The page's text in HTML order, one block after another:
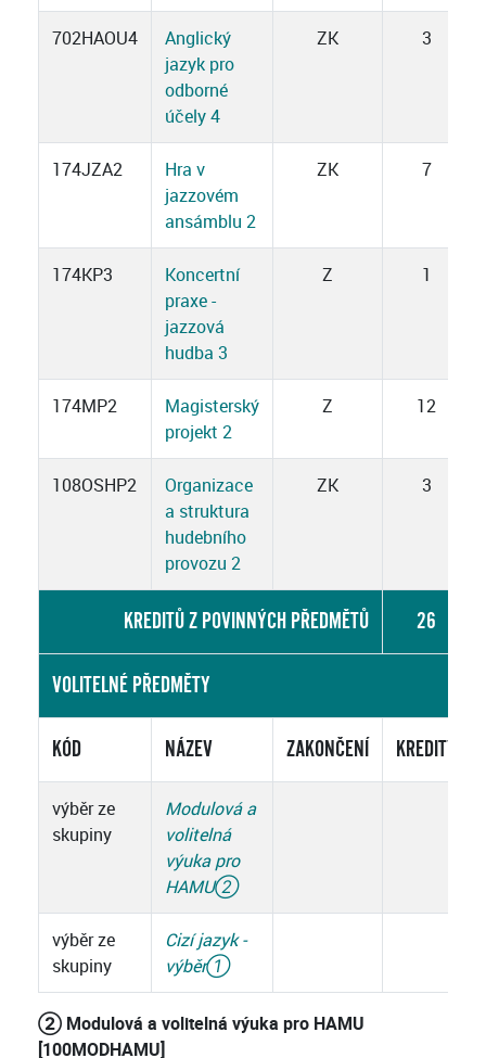
702HAOU4
Anglický
jazyk pro
odborné
účely 4
ZK 3
174JZA2
Hra v
jazzovém
ansámblu 2
ZK 7
174KP3
Koncertní
praxe -
jazzová
hudba 3
Z 1
174MP2
Magisterský
projekt 2
Z 12
108OSHP2
Organizace
a struktura
hudebního
provozu 2
ZK 3
KREDITŮ Z POVINNÝCH PŘEDMĚTŮ 26
VOLITELNÉ PŘEDMĚTY
KÓD NÁZEV ZAKONČENÍ KREDITY
výběr ze
skupiny
Modulová a
volitelná
výuka pro
HAMU②
výběr ze
skupiny
Cizí jazyk -
výběr①
② Modulová a volitelná výuka pro HAMU
[100MODHAMU]